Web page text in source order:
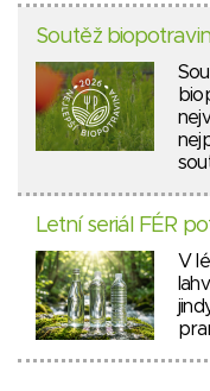
Soutěž
Letní seriál FÉR
V